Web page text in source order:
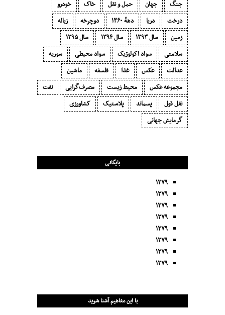
جنگ جهان حمل و نقل خاک
خودرو
درخت
دریا دههٔ ۱‍۳۶۰ دوچرخه
زباله
زمین
سال ۱۳۹۳ سال ۱۳۹۴
سال ۱۳۹۵
سلامتی
سواد اکولوژیک سواد محیطی
سوریه
عدالت
عکس غذا فلسفه
ماشین
مجموعه عکس
محیط زیست مصرف‌گرایی‬
نفت
نقل قول
پسماند پلاستیک
کشاورزی
گرمایش جهانی
بایگانی
۱۳۷۹
۱۳۷۹
۱۳۷۹
۱۳۷۹
۱۳۷۹
۱۳۷۹
۱۳۷۹
۱۳۷۹
با این مفاهیم آشنا شوید